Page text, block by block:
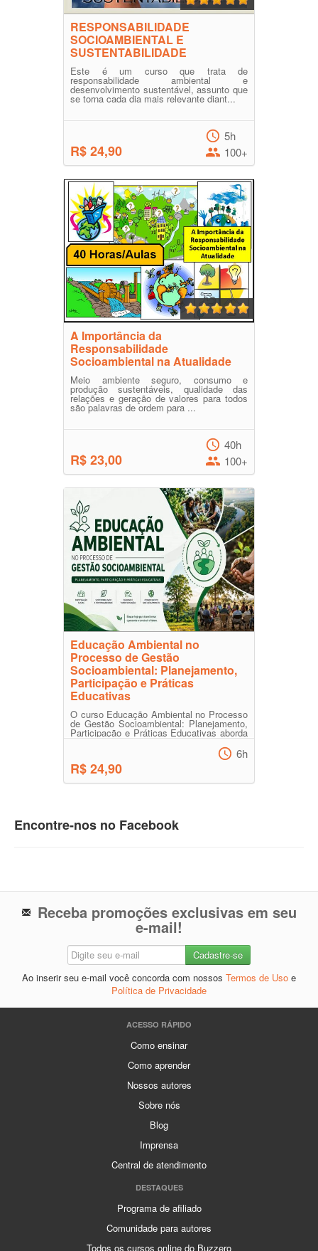
RESPONSABILIDADE
SOCIOAMBIENTAL E
SUSTENTABILIDADE
Este é um curso que trata de
responsabilidade ambiental e
desenvolvimento sustentável, assunto que
se torna cada dia mais relevante diant...
R$ 24,90
5h
100+
A Importância da
Responsabilidade
Socioambiental na Atualidade
Meio ambiente seguro, consumo e
produção sustentáveis, qualidade das
relações e geração de valores para todos
são palavras de ordem para ...
R$ 23,00
40h
100+
Educação Ambiental no
Processo de Gestão
Socioambiental: Planejamento,
Participação e Práticas
Educativas
O curso Educação Ambiental no Processo
de Gestão Socioambiental: Planejamento,
Participação e Práticas Educativas aborda
os fundamentos, ...
R$ 24,90
6h
Encontre-nos no Facebook
Receba promoções exclusivas em seu
e-mail!
Ao inserir seu e-mail você concorda com nossos Termos de Uso e
Política de Privacidade
ACESSO RÁPIDO
Como ensinar
Como aprender
Nossos autores
Sobre nós
Blog
Imprensa
Central de atendimento
DESTAQUES
Programa de afiliado
Comunidade para autores
Todos os cursos online do Buzzero